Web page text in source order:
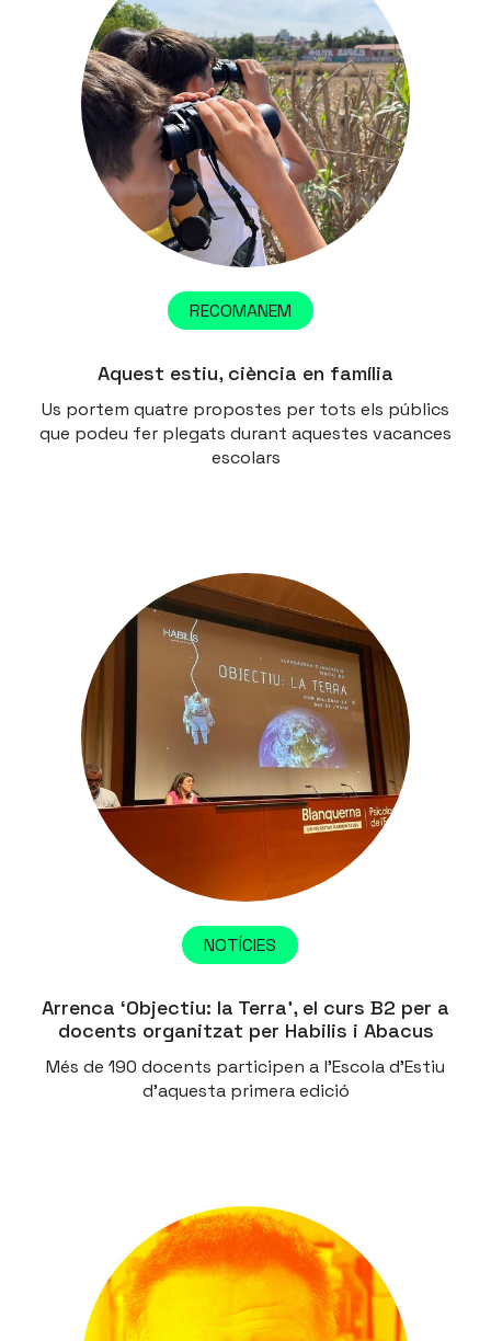
RECOMANEM
Aquest estiu, ciència en família
Us portem quatre propostes per tots els públics
que podeu fer plegats durant aquestes vacances
escolars
NOTÍCIES
Arrenca ‘Objectiu: la Terra’, el curs B2 per a
docents organitzat per Habilis i Abacus
Més de 190 docents participen a l'Escola d'Estiu
d'aquesta primera edició